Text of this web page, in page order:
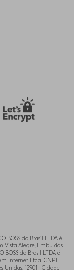
BOSS do Brasil LTDA é
Vista Alegre, Embu das
BOSS do Brasil LTDA é
Internet Ltda. CNPJ
Unidas, 12901 - Cidade